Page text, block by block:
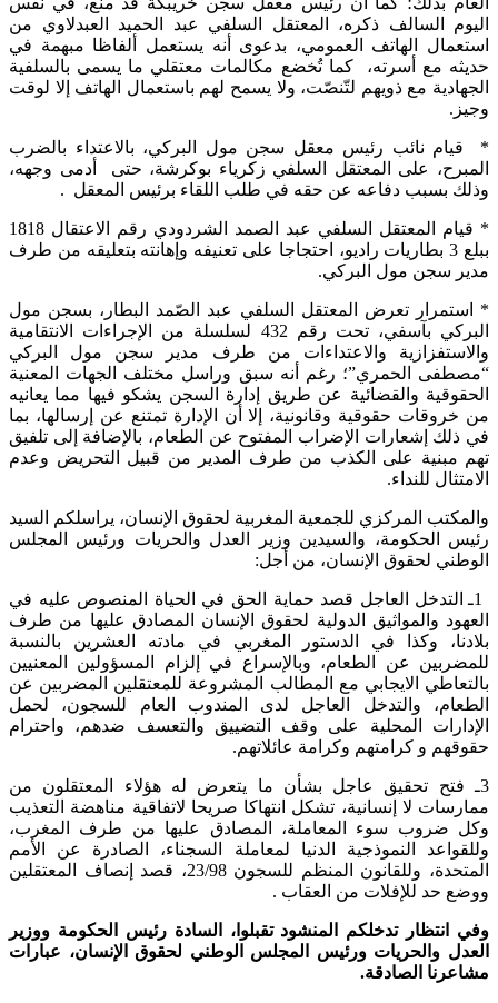
اليوم السالف ذكره، المعتقل السلفي عبد الحميد العبدلاوي من
استعمال الهاتف العمومي، بدعوى أنه يستعمل ألفاظا مبهمة في
حديثه مع أسرته، كما تُخضع مكالمات معتقلي ما يسمى بالسلفية
الجهادية مع ذويهم لتّنصّت، ولا يسمح لهم باستعمال الهاتف إلا لوقت
وجيز.
* قيام نائب رئيس معقل سجن مول البركي، بالاعتداء بالضرب
المبرح، على المعتقل السلفي زكرياء بوكرشة، حتى أدمى وجهه،
وذلك بسبب دفاعه عن حقه في طلب اللقاء برئيس المعقل .
* قيام المعتقل السلفي عبد الصمد الشردودي رقم الاعتقال 1818
ببلع 3 بطاريات راديو، احتجاجا على تعنيفه وإهانته بتعليقه من طرف
مدير سجن مول البركي.
* استمرار تعرض المعتقل السلفي عبد الصّمد البطار، بسجن مول
البركي بآسفي، تحت رقم 432 لسلسلة من الإجراءات الانتقامية
والاستفزازية والاعتداءات من طرف مدير سجن مول البركي
“مصطفى الحمري”؛ رغم أنه سبق وراسل مختلف الجهات المعنية
الحقوقية والقضائية عن طريق إدارة السجن يشكو فيها مما يعانيه
من خروقات حقوقية وقانونية، إلا أن الإدارة تمتنع عن إرسالها، بما
في ذلك إشعارات الإضراب المفتوح عن الطعام، بالإضافة إلى تلفيق
تهم مبنية على الكذب من طرف المدير من قبيل التحريض وعدم
الامتثال للنداء.
والمكتب المركزي للجمعية المغربية لحقوق الإنسان، يراسلكم السيد
رئيس الحكومة، والسيدين وزير العدل والحريات ورئيس المجلس
الوطني لحقوق الإنسان، من أجل:
1ـ التدخل العاجل قصد حماية الحق في الحياة المنصوص عليه في
العهود والمواثيق الدولية لحقوق الإنسان المصادق عليها من طرف
بلادنا، وكذا في الدستور المغربي في مادته العشرين بالنسبة
للمضربين عن الطعام، وبالإسراع في إلزام المسؤولين المعنيين
بالتعاطي الايجابي مع المطالب المشروعة للمعتقلين المضربين عن
الطعام، والتدخل العاجل لدى المندوب العام للسجون، لحمل
الإدارات المحلية على وقف التضييق والتعسف ضدهم، واحترام
حقوقهم و كرامتهم وكرامة عائلاتهم.
3ـ فتح تحقيق عاجل بشأن ما يتعرض له هؤلاء المعتقلون من
ممارسات لا إنسانية، تشكل انتهاكا صريحا لاتفاقية مناهضة التعذيب
وكل ضروب سوء المعاملة، المصادق عليها من طرف المغرب،
وللقواعد النموذجية الدنيا لمعاملة السجناء، الصادرة عن الأمم
المتحدة، وللقانون المنظم للسجون 23/98، قصد إنصاف المعتقلين
ووضع حد للإفلات من العقاب .
وفي انتظار تدخلكم المنشود تقبلوا، السادة رئيس الحكومة ووزير
العدل والحريات ورئيس المجلس الوطني لحقوق الإنسان، عبارات
مشاعرنا الصادقة.